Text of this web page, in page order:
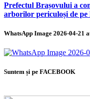
Prefectul Brașovului a
arborilor periculoși de
WhatsApp Image 2026-04-21
Suntem și pe FACEBOOK